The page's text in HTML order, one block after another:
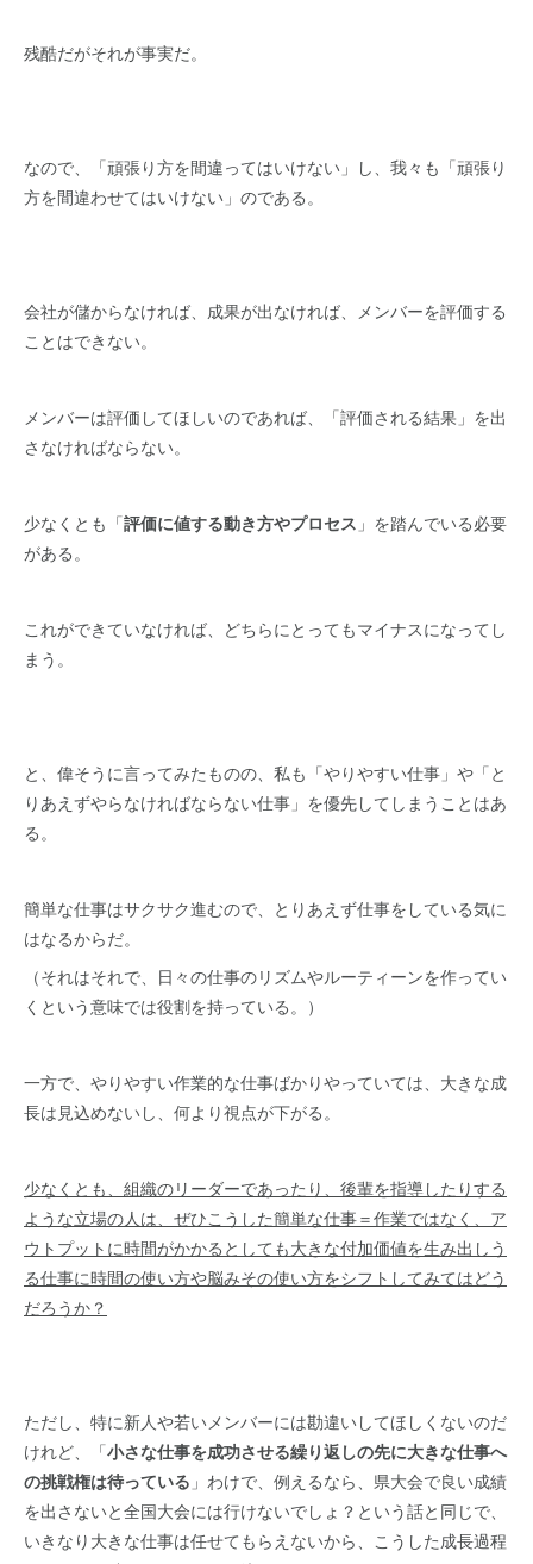
残酷だがそれが事実だ。
なので、「頑張り方を間違ってはいけない」し、我々も「頑張り
方を間違わせてはいけない」のである。
会社が儲からなければ、成果が出なければ、メンバーを評価する
ことはできない。
メンバーは評価してほしいのであれば、「評価される結果」を出
さなければならない。
少なくとも「評価に値する動き方やプロセス 」を踏んでいる必要
がある。
これができていなければ、どちらにとってもマイナスになってし
まう。
と、偉そうに言ってみたものの、私も「やりやすい仕事」や「と
りあえずやらなければならない仕事」を優先してしまうことはあ
る。
簡単な仕事はサクサク進むので、とりあえず仕事をしている気に
はなるからだ。
（それはそれで、日々の仕事のリズムやルーティーンを作ってい
くという意味では役割を持っている。）
一方で、やりやすい作業的な仕事ばかりやっていては、大きな成
長は見込めないし、何より視点が下がる。
少なくとも、組織のリーダーであったり、後輩を指導したりする
ような立場の人は、ぜひこうした簡単な仕事＝作業ではなく、ア
ウトプットに時間がかかるとしても大きな付加価値を生み出しう
る仕事に時間の使い方や脳みその使い方をシフトしてみてはどう
だろうか？
ただし、特に新人や若いメンバーには勘違いしてほしくないのだ
けれど、「小さな仕事を成功させる繰り返しの先に大きな仕事へ
の挑戦権は待っている 」わけで、例えるなら、県大会で良い成績
を出さないと全国大会には行けないでしょ？という話と同じで、
いきなり大きな仕事は任せてもらえないから、こうした成長過程